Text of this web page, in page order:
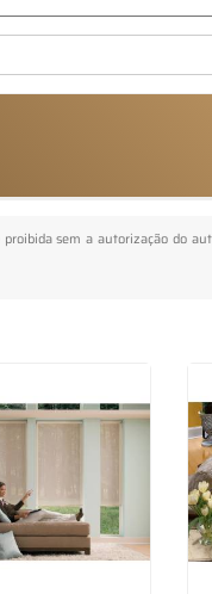
sem a autorização do